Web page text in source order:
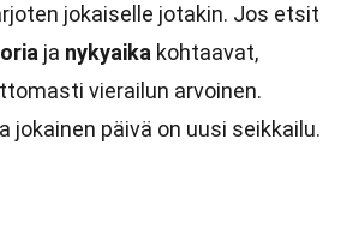
jokaiselle jotakin. Jos etsit
ja nykyaika kohtaavat,
vierailun arvoinen.
jokainen päivä on uusi seikkailu.